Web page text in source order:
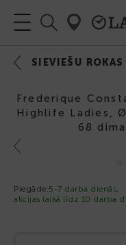
SIEVIEŠU ROKAS
Frederique
Highlife Ladies,
68
Previous
Piegāde:5-7 darba dienās,
akcijas laikā līdz 10 darba